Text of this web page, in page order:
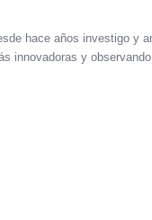
hace años investigo y
innovadoras y